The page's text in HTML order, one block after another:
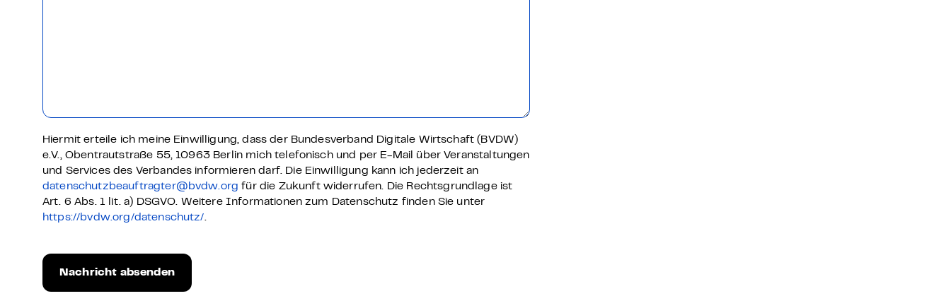
Hiermit erteile ich meine Einwilligung, dass der Bundesverband Digitale Wirtschaft (BVDW)
e.V., Obentrautstraße 55, 10963 Berlin mich telefonisch und per E-Mail über Veranstaltungen
und Services des Verbandes informieren darf. Die Einwilligung kann ich jederzeit an
datenschutzbeauftragter@bvdw.org für die Zukunft widerrufen. Die Rechtsgrundlage ist
Art. 6 Abs. 1 lit. a) DSGVO. Weitere Informationen zum Datenschutz finden Sie unter
https://bvdw.org/datenschutz/.